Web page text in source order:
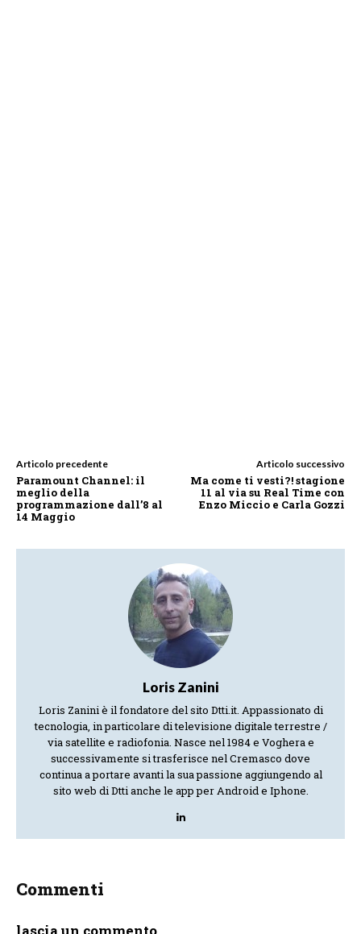
Articolo precedente
Paramount Channel: il
meglio della
programmazione dall’8 al
14 Maggio
Articolo successivo
Ma come ti vesti?! stagione
11 al via su Real Time con
Enzo Miccio e Carla Gozzi
Loris Zanini
Loris Zanini è il fondatore del sito Dtti.it. Appassionato di
tecnologia, in particolare di televisione digitale terrestre /
via satellite e radiofonia. Nasce nel 1984 e Voghera e
successivamente si trasferisce nel Cremasco dove
continua a portare avanti la sua passione aggiungendo al
sito web di Dtti anche le app per Android e Iphone.
Commenti